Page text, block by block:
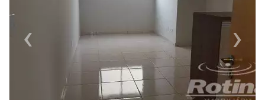
‹Previous ›
Next